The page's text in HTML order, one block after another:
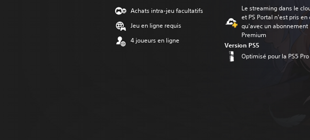
Achats intra-jeu facultatifs
Jeu en ligne requis
4 joueurs en ligne
Le streaming dans le
et PS Portal n'est pris en
qu'avec un abonnement
Premium
Version PS5
Optimisé pour la PS5 Pro